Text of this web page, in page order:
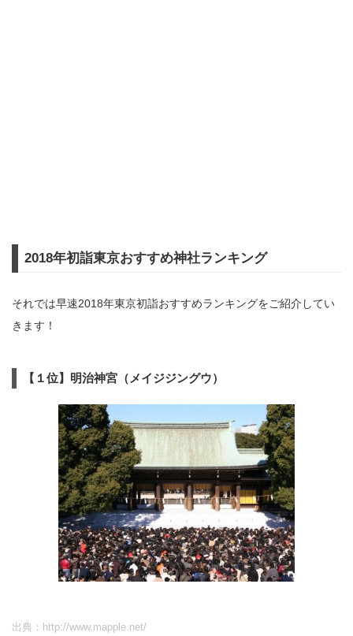
2018年初詣東京おすすめ神社ランキング
それでは早速2018年東京初詣おすすめランキングをご紹介してい
きます！
【１位】明治神宮（メイジジングウ）
出典：http://www.mapple.net/